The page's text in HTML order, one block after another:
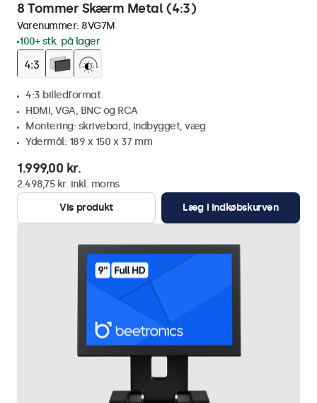
8 Tommer Skærm Metal (4:3)
Varenummer: 8VG7M
100+ stk. på lager
4:3 billedformat
HDMI, VGA, BNC og RCA
Montering: skrivebord, indbygget, væg
Ydermål: 189 x 150 x 37 mm
1.999,00 kr.
2.498,75 kr. inkl. moms
Vis produkt
Læg i indkøbskurven